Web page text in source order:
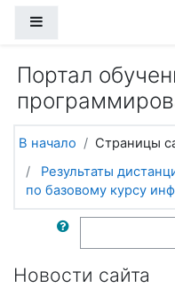
Портал
В начало Страницы
Результаты
по базовому курсу
Поиск по форумам
Новости сайта